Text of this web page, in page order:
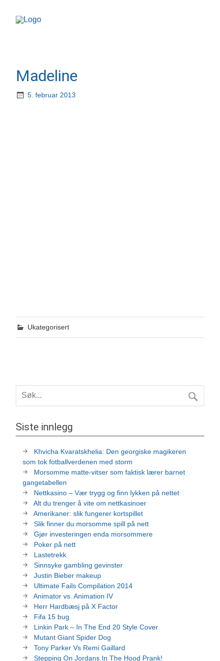
Madeline
5. februar 2013
Ukategorisert
Siste innlegg
Khvicha Kvaratskhelia: Den georgiske magikeren
som tok fotballverdenen med storm
Morsomme matte-vitser som faktisk lærer barnet
gangetabellen
Nettkasino – Vær trygg og finn lykken på nettet
Alt du trenger å vite om nettkasinoer
Amerikaner: slik fungerer kortspillet
Slik finner du morsomme spill på nett
Gjør investeringen enda morsommere
Poker på nett
Lastetrekk
Sinnsyke gambling gevinster
Justin Bieber makeup
Ultimate Fails Compilation 2014
Animator vs. Animation IV
Herr Hardbæsj på X Factor
Fifa 15 bug
Linkin Park – In The End 20 Style Cover
Mutant Giant Spider Dog
Tony Parker Vs Remi Gaillard
Stepping On Jordans In The Hood Prank!